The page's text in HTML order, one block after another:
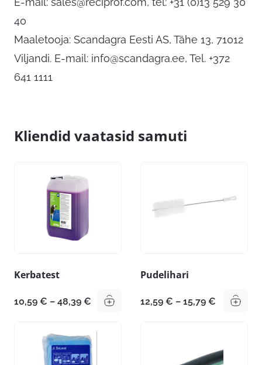
40
Maaletooja: Scandagra Eesti AS, Tähe 13, 71012
Viljandi. E-mail: info@scandagra.ee, Tel. +372
641 1111
Kliendid vaatasid samuti
Kerbatest
10,59 € – 48,39 € Hinnavahemik:
Pudelihari
12,59 € – 15,79 €